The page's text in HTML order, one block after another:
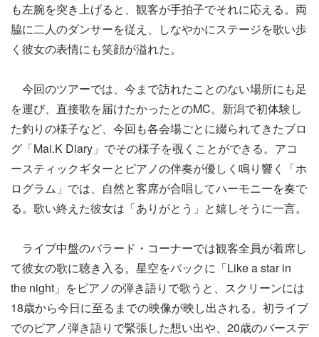
も左腕を突き上げると、観客が手拍子でそれに応える。両
脇に二人のダンサーを従え、しなやかにステージを歌い歩
く彼女の表情にも笑顔が溢れた。
今回のツアーでは、今まで訪れたことのない場所にも足
を運び、直接歌を届けたかったとのMC。新潟で初体験し
た釣りの様子など、今回も各会場ごとに綴られてきたブロ
グ「Mai.K Diary」でその様子を覗くことができる。アコ
ースティックギターとピアノの伴奏が優しく鳴り響く「ホ
ログラム」では、自然と客席が合唱してハーモニーを奏で
る。歌い終えた彼女は「ありがとう」と嬉しそうに一言。
ライブ中盤のバラード・コーナーでは観客全員が着席し
て彼女の歌に聴き入る。星空をバックに「Like a star in
the night」をピアノの弾き語りで歌うと、スクリーンには
18歳から今日に至るまでの映像が映し出される。初ライブ
でのピアノ弾き語りで緊張した想い出や、20歳のバースデ